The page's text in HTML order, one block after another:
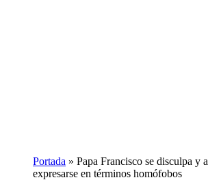
Portada » Papa Francisco se disculpa y
expresarse en términos homófobos